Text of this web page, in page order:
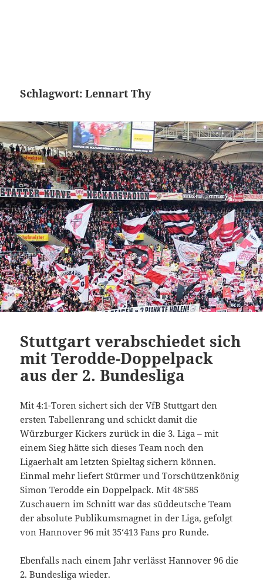
Schlagwort:Lennart Thy
Stuttgart verabschiedet sich
mit Terodde-Doppelpack
aus der 2. Bundesliga
Mit 4:1-Toren sichert sich der VfB Stuttgart den
ersten Tabellenrang und schickt damit die
Würzburger Kickers zurück in die 3. Liga – mit
einem Sieg hätte sich dieses Team noch den
Ligaerhalt am letzten Spieltag sichern können.
Einmal mehr liefert Stürmer und Torschützenkönig
Simon Terodde ein Doppelpack. Mit 48‘585
Zuschauern im Schnitt war das süddeutsche Team
der absolute Publikumsmagnet in der Liga, gefolgt
von Hannover 96 mit 35‘413 Fans pro Runde.
Ebenfalls nach einem Jahr verlässt Hannover 96 die
2. Bundesliga wieder.